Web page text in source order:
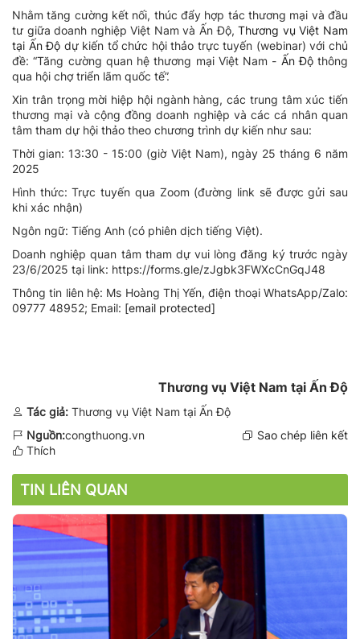
Nhằm tăng cường kết nối, thúc đẩy hợp tác thương mại và đầu
tư giữa doanh nghiệp Việt Nam và Ấn Độ,Thương vụ Việt Nam
tại Ấn Độ dự kiến tổ chức hội thảo trực tuyến (webinar) với chủ
đề: “Tăng cường quan hệ thương mại Việt Nam - Ấn Độ thông
qua hội chợ triển lãm quốc tế”.
Xin trân trọng mời hiệp hội ngành hàng, các trung tâm xúc tiến
thương mại và cộng đồng doanh nghiệp và các cá nhân quan
tâm tham dự hội thảo theo chương trình dự kiến như sau:
Thời gian: 13:30 - 15:00 (giờ Việt Nam), ngày 25 tháng 6 năm
2025
Hình thức: Trực tuyến qua Zoom (đường link sẽ được gửi sau
khi xác nhận)
Ngôn ngữ: Tiếng Anh (có phiên dịch tiếng Việt).
Doanh nghiệp quan tâm tham dự vui lòng đăng ký trước ngày
23/6/2025 tại link: https://forms.gle/zJgbk3FWXcCnGqJ48
Thông tin liên hệ: Ms Hoàng Thị Yến, điện thoại WhatsApp/Zalo:
09777 48952; Email: [email protected]
Thương vụ Việt Nam tại Ấn Độ
Tác giả: Thương vụ Việt Nam tại Ấn Độ
Nguồn:congthuong.vn
Sao chép liên kết
Thích
TIN LIÊN QUAN